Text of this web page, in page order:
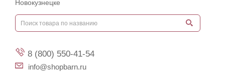
Новокузнецке
8 (800) 550-41-54
info@shopbarn.ru